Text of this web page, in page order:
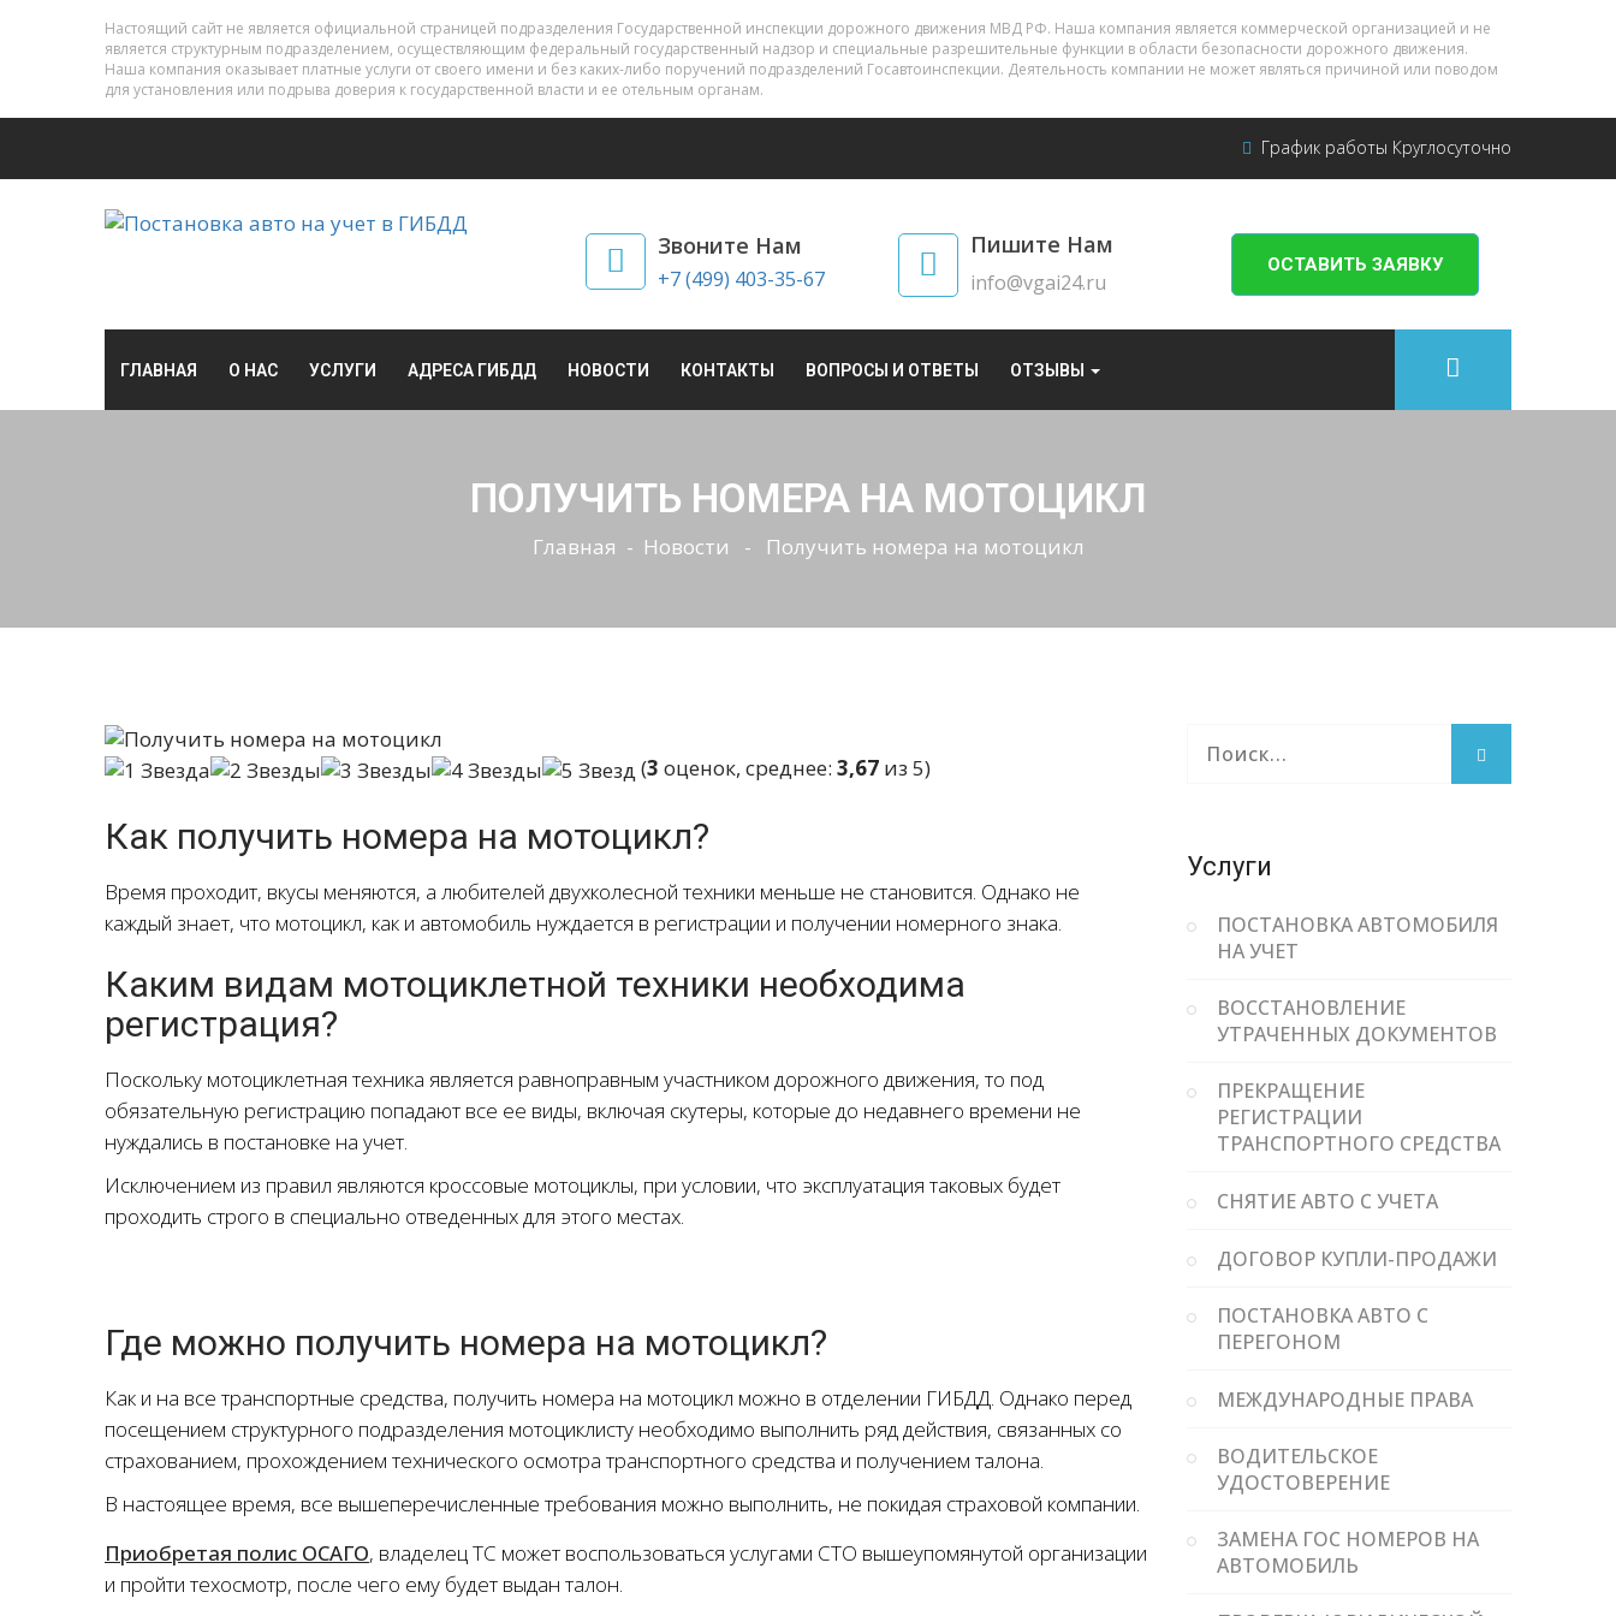
Настоящий сайт не является официальной страницей подразделения Государственной инспекции дорожного движения МВД РФ. Наша компания является коммерческой организацией и не
является структурным подразделением, осуществляющим федеральный государственный надзор и специальные разрешительные функции в области безопасности дорожного движения.
Наша компания оказывает платные услуги от своего имени и без каких-либо поручений подразделений Госавтоинспекции. Деятельность компании не может являться причиной или поводом
для установления или подрыва доверия к государственной власти и ее отельным органам.
График работы Круглосуточно
Звоните Нам
+7 (499) 403-35-67
Пишите Нам
info@vgai24.ru
ОСТАВИТЬ ЗАЯВКУ
ГЛАВНАЯ О НАС УСЛУГИ АДРЕСА ГИБДД НОВОСТИ КОНТАКТЫ ВОПРОСЫ И ОТВЕТЫ ОТЗЫВЫ
ПОЛУЧИТЬ НОМЕРА НА МОТОЦИКЛ
Главная - Новости - Получить номера на мотоцикл
(3 оценок, среднее: 3,67 из 5)
Как получить номера на мотоцикл?
Время проходит, вкусы меняются, а любителей двухколесной техники меньше не становится. Однако не
каждый знает, что мотоцикл, как и автомобиль нуждается в регистрации и получении номерного знака.
Каким видам мотоциклетной техники необходима
регистрация?
Поскольку мотоциклетная техника является равноправным участником дорожного движения, то под
обязательную регистрацию попадают все ее виды, включая скутеры, которые до недавнего времени не
нуждались в постановке на учет.
Исключением из правил являются кроссовые мотоциклы, при условии, что эксплуатация таковых будет
проходить строго в специально отведенных для этого местах.
Где можно получить номера на мотоцикл?
Как и на все транспортные средства, получить номера на мотоцикл можно в отделении ГИБДД. Однако перед
посещением структурного подразделения мотоциклисту необходимо выполнить ряд действия, связанных со
страхованием, прохождением технического осмотра транспортного средства и получением талона.
В настоящее время, все вышеперечисленные требования можно выполнить, не покидая страховой компании.
Приобретая полис ОСАГО, владелец ТС может воспользоваться услугами СТО вышеупомянутой организации
и пройти техосмотр, после чего ему будет выдан талон.
Услуги
ПОСТАНОВКА АВТОМОБИЛЯ
НА УЧЕТ
ВОССТАНОВЛЕНИЕ
УТРАЧЕННЫХ ДОКУМЕНТОВ
ПРЕКРАЩЕНИЕ
РЕГИСТРАЦИИ
ТРАНСПОРТНОГО СРЕДСТВА
СНЯТИЕ АВТО С УЧЕТА
ДОГОВОР КУПЛИ-ПРОДАЖИ
ПОСТАНОВКА АВТО С
ПЕРЕГОНОМ
МЕЖДУНАРОДНЫЕ ПРАВА
ВОДИТЕЛЬСКОЕ
УДОСТОВЕРЕНИЕ
ЗАМЕНА ГОС НОМЕРОВ НА
АВТОМОБИЛЬ